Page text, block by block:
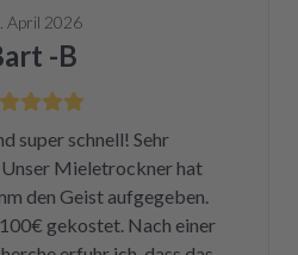
April 2026
-B
super schnell! Sehr
Mieletrockner hat
den Geist aufgegeben.
gekostet. Nach einer